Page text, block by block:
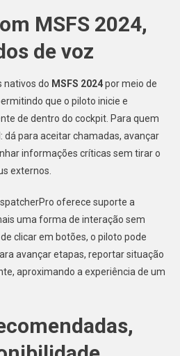
MSFS 2024,
de voz
nativos do MSFS 2024por meio de
que o piloto inicie e
de dentro do cockpit. Para quem
dá para aceitar chamadas, avançar
informações críticas sem tirar o
externos.
oferece suporte a
uma forma de interação sem
clicar em botões, o piloto pode
avançar etapas, reportar situação
aproximando a experiência de um